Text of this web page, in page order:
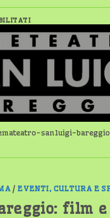
SU
CINEMA
BAREGGIO:
STAR
WARS
CINEFORUM
SAN
LUIGI
sanluigi-bareggio
/ EVENTI, CULTURA E
film e